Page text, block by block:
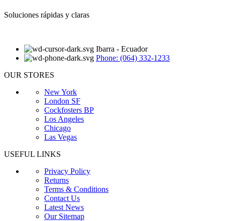
Soluciones rápidas y claras
Ibarra - Ecuador
Phone: (064) 332-1233
OUR STORES
New York
London SF
Cockfosters BP
Los Angeles
Chicago
Las Vegas
USEFUL LINKS
Privacy Policy
Returns
Terms & Conditions
Contact Us
Latest News
Our Sitemap